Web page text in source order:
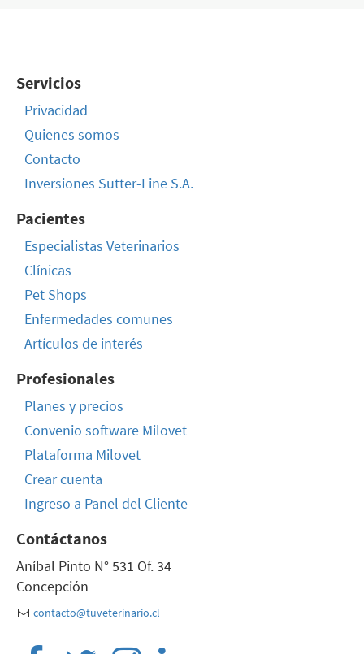
Servicios
Privacidad
Quienes somos
Contacto
Inversiones Sutter-Line S.A.
Pacientes
Especialistas Veterinarios
Clínicas
Pet Shops
Enfermedades comunes
Artículos de interés
Profesionales
Planes y precios
Convenio software Milovet
Plataforma Milovet
Crear cuenta
Ingreso a Panel del Cliente
Contáctanos
Aníbal Pinto N° 531 Of. 34
Concepción
contacto@tuveterinario.cl